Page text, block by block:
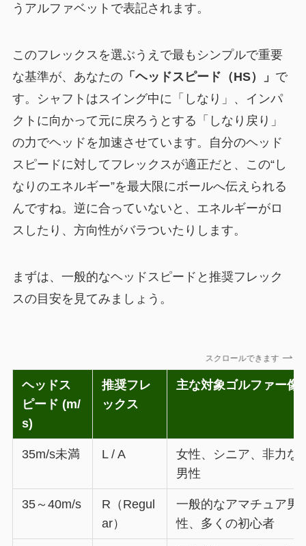
うアルファベットで表記されます。
このフレックスを選ぶうえで最もシンプルで重要
な基準が、あなたの「ヘッドスピード（HS）」 で
す。シャフトはスイング中に「しなり」、インパ
クトに向かって元に戻ろうとする「しなり戻り」
の力でヘッドを加速させています。自分のヘッド
スピードに対してフレックスが適正だと、この“し
なりのエネルギー”を最大限にボールへ伝えられる
んですね。逆に合っていないと、エネルギーがロ
スしたり、方向性がバラついたりします。
まずは、一般的なヘッドスピードと推奨フレック
スの目安を見てみましょう。
スクロールできます
ヘッドス
ピード (m/
s)
推奨フレ
ックス
主な対象ゴルファー像
35m/s未満 L / A
女性、シニア、非力な
男性
35～40m/s
R（Regul
ar）
一般的なアマチュア男
性、多くの初心者